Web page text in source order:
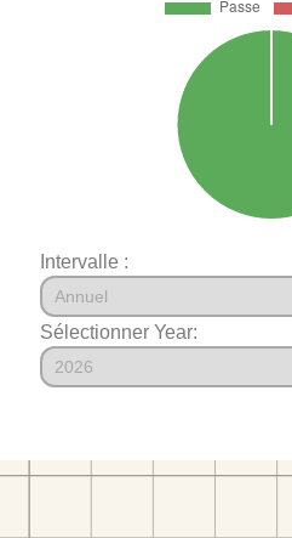
Intervalle :
Sélectionner Year: